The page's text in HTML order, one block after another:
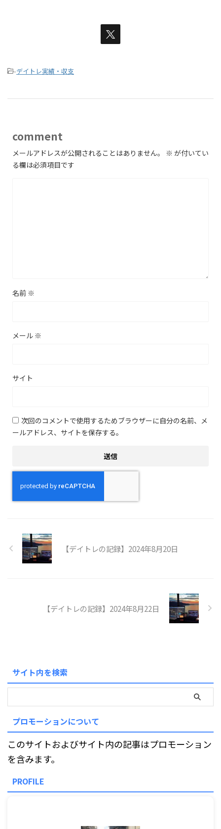
-デイトレ実績・収支
comment
メールアドレスが公開されることはありません。 ※ が付いてい
る欄は必須項目です
名前 ※
メール ※
サイト
次回のコメントで使用するためブラウザーに自分の名前、メ
ールアドレス、サイトを保存する。
【デイトレの記録】2024年8月20日
【デイトレの記録】2024年8月22日
サイト内を検索
プロモーションについて
このサイトおよびサイト内の記事はプロモーション
を含みます。
PROFILE